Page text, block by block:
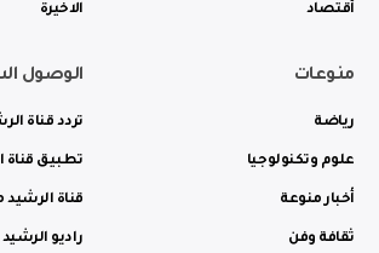
أقتصاد الاخيرة
منوعات
رياضة
علوم وتكنولوجيا
أخبار منوعة
ثقافة وفن
الوصول
تردد قناة
تطبيق قناة
قناة الرشيد
راديو